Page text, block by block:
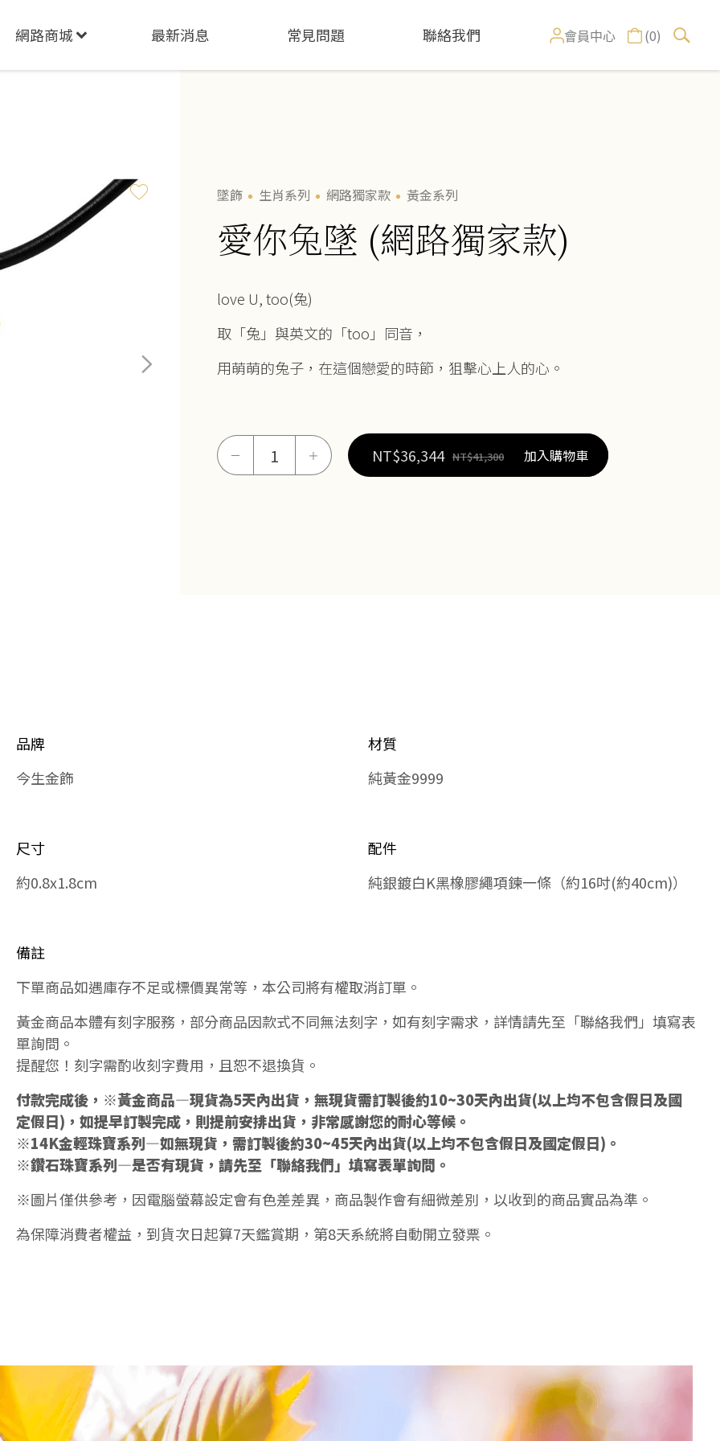
網路商城 最新消息 常見問題 聯絡我們 會員中心 (0)
墜飾 生肖系列 網路獨家款 黃金系列
愛你兔墜 (網路獨家款)
love U, too(兔)
取「兔」與英文的「too」同音，
用萌萌的兔子，在這個戀愛的時節，狙擊心上人的心。
－ ＋ NT$36,344 NT$41,300 加入購物車
品牌
今生金飾
材質
純黃金9999
尺寸
約0.8x1.8cm
配件
純銀鍍白K黑橡膠繩項鍊一條（約16吋(約40cm)）
備註
下單商品如遇庫存不足或標價異常等，本公司將有權取消訂單。
黃金商品本體有刻字服務，部分商品因款式不同無法刻字，如有刻字需求，詳情請先至「聯絡我們」填寫表
單詢問。
提醒您！刻字需酌收刻字費用，且恕不退換貨。
付款完成後，※黃金商品—現貨為5天內出貨，無現貨需訂製後約10~30天內出貨(以上均不包含假日及國
定假日)，如提早訂製完成，則提前安排出貨，非常感謝您的耐心等候。
※14K金輕珠寶系列—如無現貨，需訂製後約30~45天內出貨(以上均不包含假日及國定假日)。
※鑽石珠寶系列—是否有現貨，請先至「聯絡我們」填寫表單詢問。
※圖片僅供參考，因電腦螢幕設定會有色差差異，商品製作會有細微差別，以收到的商品實品為準。
為保障消費者權益，到貨次日起算7天鑑賞期，第8天系統將自動開立發票。